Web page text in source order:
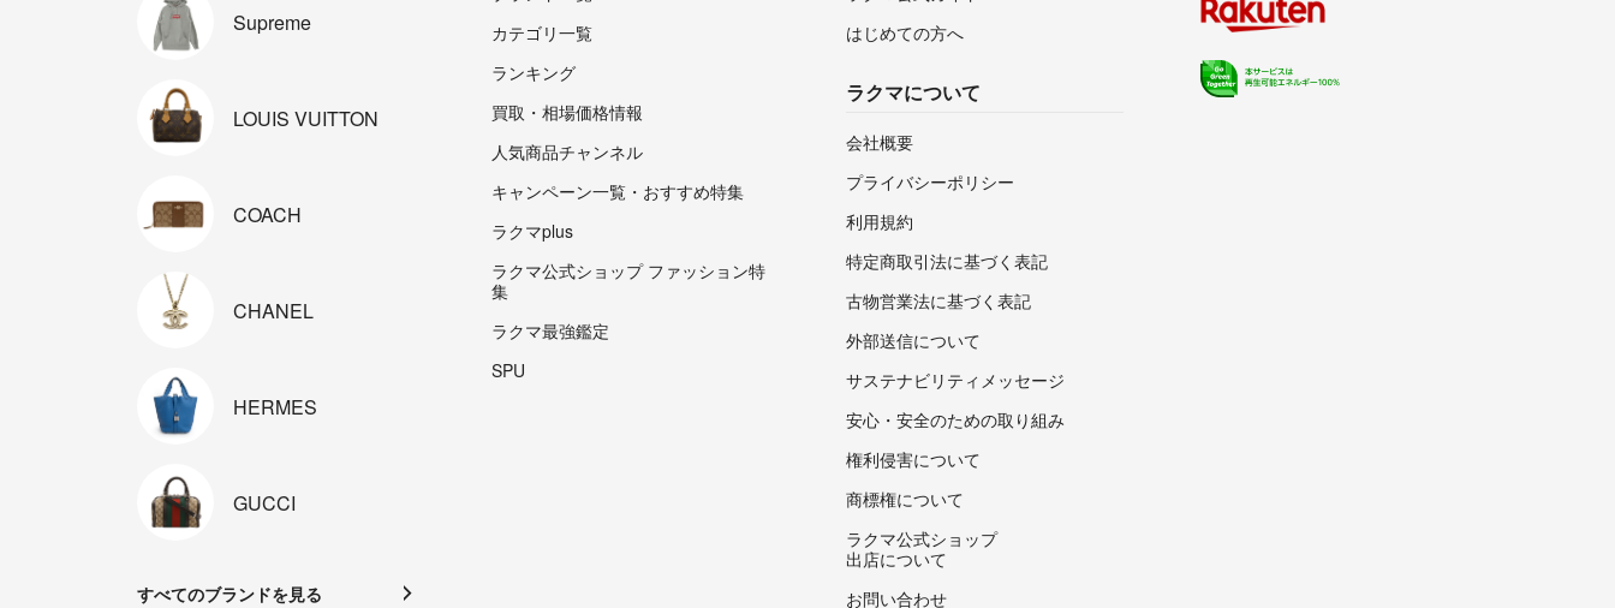
Supreme
LOUIS VUITTON
COACH
CHANEL
HERMES
GUCCI
すべてのブランドを見る
カテゴリ一覧
ランキング
買取・相場価格情報
人気商品チャンネル
キャンペーン一覧・おすすめ特集
ラクマplus
ラクマ公式ショップ ファッション特
集
ラクマ最強鑑定
SPU
はじめての方へ
ラクマについて
会社概要
プライバシーポリシー
利用規約
特定商取引法に基づく表記
古物営業法に基づく表記
外部送信について
サステナビリティメッセージ
安心・安全のための取り組み
権利侵害について
商標権について
ラクマ公式ショップ
出店について
お問い合わせ